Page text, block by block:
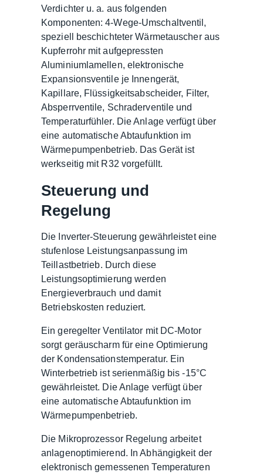
Verdichter u. a. aus folgenden
Komponenten: 4-Wege-Umschaltventil,
speziell beschichteter Wärmetauscher aus
Kupferrohr mit aufgepressten
Aluminiumlamellen, elektronische
Expansionsventile je Innengerät,
Kapillare, Flüssigkeitsabscheider, Filter,
Absperrventile, Schraderventile und
Temperaturfühler. Die Anlage verfügt über
eine automatische Abtaufunktion im
Wärmepumpenbetrieb. Das Gerät ist
werkseitig mit R32 vorgefüllt.
Steuerung und
Regelung
Die Inverter-Steuerung gewährleistet eine
stufenlose Leistungsanpassung im
Teillastbetrieb. Durch diese
Leistungsoptimierung werden
Energieverbrauch und damit
Betriebskosten reduziert.
Ein geregelter Ventilator mit DC-Motor
sorgt geräuscharm für eine Optimierung
der Kondensationstemperatur. Ein
Winterbetrieb ist serienmäßig bis -15°C
gewährleistet. Die Anlage verfügt über
eine automatische Abtaufunktion im
Wärmepumpenbetrieb.
Die Mikroprozessor Regelung arbeitet
anlagenoptimierend. In Abhängigkeit der
elektronisch gemessenen Temperaturen